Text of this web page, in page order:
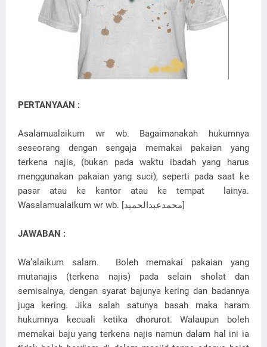
PERTANYAAN :
Asalamualaikum wr wb. Bagaimanakah hukumnya
seseorang dengan sengaja memakai pakaian yang
terkena najis, (bukan pada waktu ibadah yang harus
menggunakan pakaian yang suci), seperti pada saat ke
pasar atau ke kantor atau ke tempat lainya.
Wasalamualaikum wr wb. [محمدعبدالحميد]
JAWABAN :
Wa’alaikum salam. Boleh memakai pakaian yang
mutanajis (terkena najis) pada selain sholat dan
semisalnya, dengan syarat bajunya kering dan badannya
juga kering. Jika salah satunya basah maka haram
hukumnya kecuali ketika dhorurot. Walaupun boleh
memakai baju yang terkena najis namun dalam hal ini ia